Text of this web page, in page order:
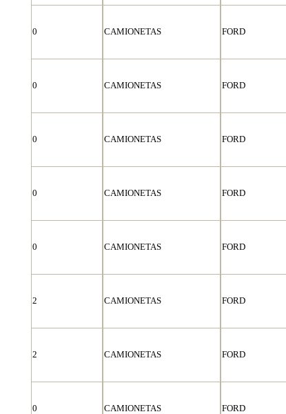
0 CAMIONETAS FORD
0 CAMIONETAS FORD
0 CAMIONETAS FORD
0 CAMIONETAS FORD
0 CAMIONETAS FORD
2 CAMIONETAS FORD
2 CAMIONETAS FORD
0 CAMIONETAS FORD